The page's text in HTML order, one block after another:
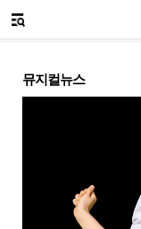
메뉴 열기
뮤지컬뉴스